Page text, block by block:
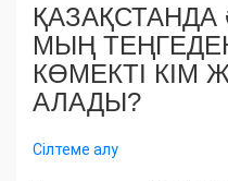
ҚАЗАҚСТАНДА
МЫҢ
КӨМЕКТІ КІМ
АЛАДЫ?
Сілтеме алу